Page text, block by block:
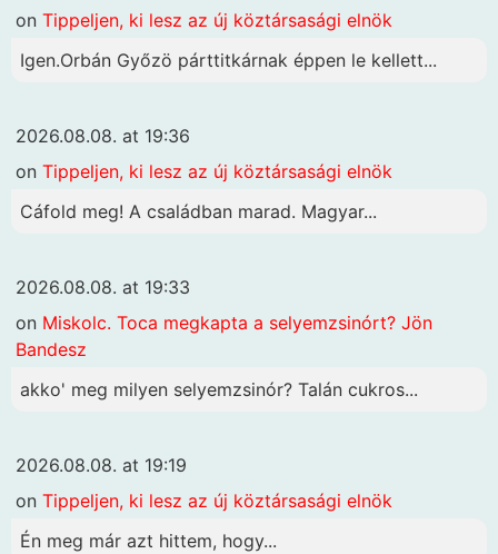
on Tippeljen, ki lesz az új köztársasági elnök
Igen.Orbán Győzö párttitkárnak éppen le kellett...
2026.08.08. at 19:36
on Tippeljen, ki lesz az új köztársasági elnök
Cáfold meg! A családban marad. Magyar...
2026.08.08. at 19:33
on Miskolc. Toca megkapta a selyemzsinórt? Jön
Bandesz
akko' meg milyen selyemzsinór? Talán cukros...
2026.08.08. at 19:19
on Tippeljen, ki lesz az új köztársasági elnök
Én meg már azt hittem, hogy...